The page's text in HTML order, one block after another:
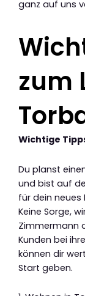
ganz auf uns
zum
Wichtige
Du planst
und bist auf
für dein neues
Keine Sorge,
Zimmermann
Kunden bei
können dir
Start geben.